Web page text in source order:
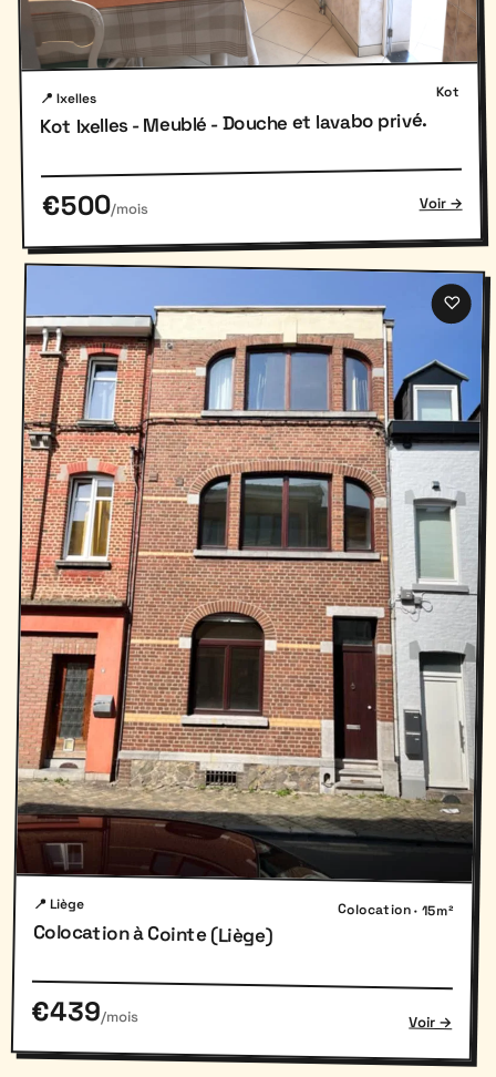
📍 Ixelles Kot
Kot Ixelles - Meublé - Douche et lavabo privé.
€500/mois Voir →
♡
📍 Liège Colocation · 15m²
Colocation à Cointe (Liège)
€439/mois Voir →